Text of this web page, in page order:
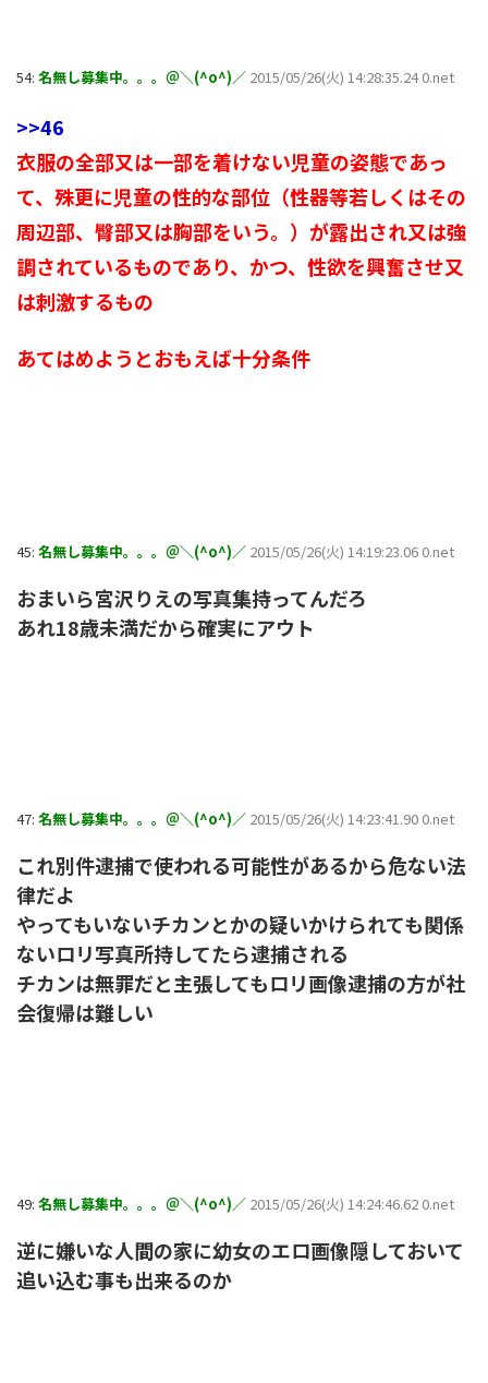
54: 名無し募集中。。。＠＼(^o^)／ 2015/05/26(火) 14:28:35.24 0.net
>>46
衣服の全部又は一部を着けない児童の姿態であっ
て、殊更に児童の性的な部位（性器等若しくはその
周辺部、臀部又は胸部をいう。）が露出され又は強
調されているものであり、かつ、性欲を興奮させ又
は刺激するもの
あてはめようとおもえば十分条件
45: 名無し募集中。。。＠＼(^o^)／ 2015/05/26(火) 14:19:23.06 0.net
おまいら宮沢りえの写真集持ってんだろ
あれ18歳未満だから確実にアウト
47: 名無し募集中。。。＠＼(^o^)／ 2015/05/26(火) 14:23:41.90 0.net
これ別件逮捕で使われる可能性があるから危ない法
律だよ
やってもいないチカンとかの疑いかけられても関係
ないロリ写真所持してたら逮捕される
チカンは無罪だと主張してもロリ画像逮捕の方が社
会復帰は難しい
49: 名無し募集中。。。＠＼(^o^)／ 2015/05/26(火) 14:24:46.62 0.net
逆に嫌いな人間の家に幼女のエロ画像隠しておいて
追い込む事も出来るのか